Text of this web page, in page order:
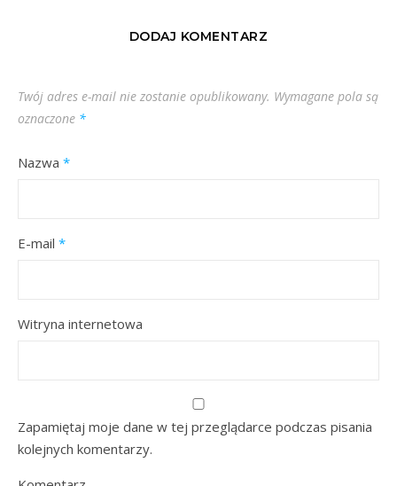
DODAJ KOMENTARZ
Twój adres e-mail nie zostanie opublikowany. Wymagane pola są
oznaczone *
Nazwa *
E-mail *
Witryna internetowa
Zapamiętaj moje dane w tej przeglądarce podczas pisania
kolejnych komentarzy.